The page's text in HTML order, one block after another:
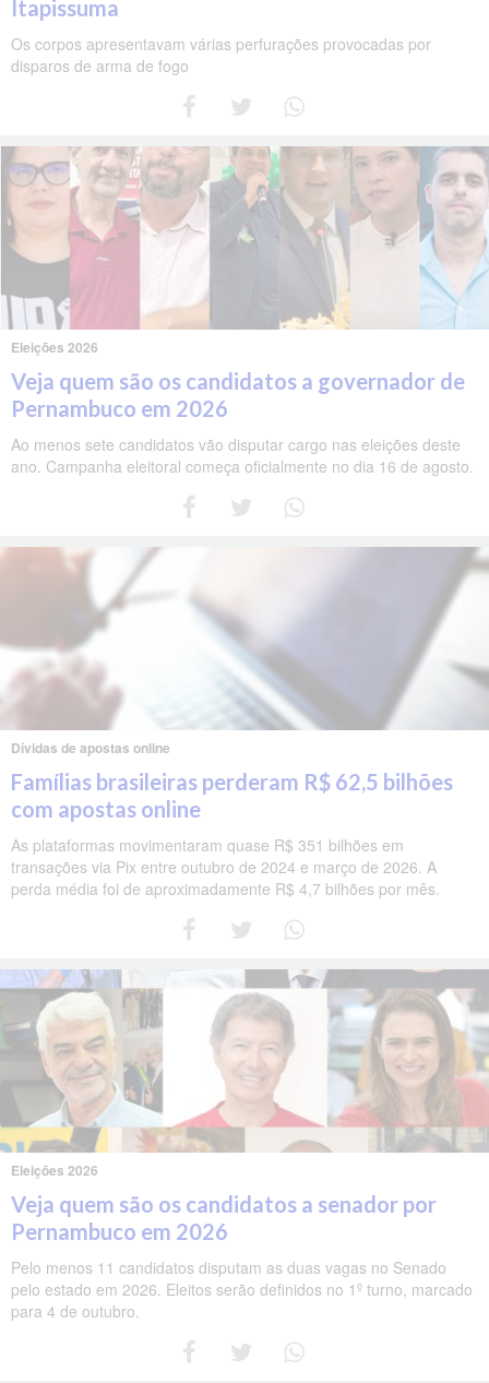
Itapissuma
Os corpos apresentavam várias perfurações provocadas por
disparos de arma de fogo
Eleições 2026
Veja quem são os candidatos a governador de
Pernambuco em 2026
Ao menos sete candidatos vão disputar cargo nas eleições deste
ano. Campanha eleitoral começa oficialmente no dia 16 de agosto.
Dívidas de apostas online
Famílias brasileiras perderam R$ 62,5 bilhões
com apostas online
As plataformas movimentaram quase R$ 351 bilhões em
transações via Pix entre outubro de 2024 e março de 2026. A
perda média foi de aproximadamente R$ 4,7 bilhões por mês.
Eleições 2026
Veja quem são os candidatos a senador por
Pernambuco em 2026
Pelo menos 11 candidatos disputam as duas vagas no Senado
pelo estado em 2026. Eleitos serão definidos no 1º turno, marcado
para 4 de outubro.